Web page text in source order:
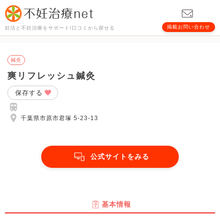
妊活と不妊治療をサポート!口コミから探せる 掲載お問い合わせ
鍼灸
爽リフレッシュ鍼灸
保存する
千葉県市原市君塚 5-23-13
公式サイトをみる
基本情報